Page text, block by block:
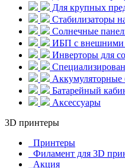
Для крупных
Стабилизаторы
Солнечные
ИБП с внешними
Инверторы для
Аккумуляторные
Батарейный
Аксессуары
3D принтеры
Принтеры
Филамент для 3D
Акция